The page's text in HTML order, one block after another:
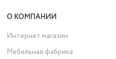
О КОМПАНИИ
Интернет магазин
Мебельная фабрика